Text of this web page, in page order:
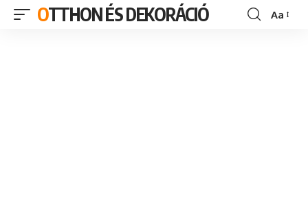
OTTHON ÉS DEKORÁCIÓ
Font
Aa